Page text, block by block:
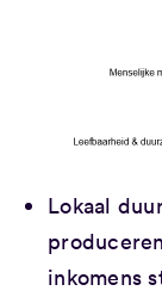
Lokaal
inkomens